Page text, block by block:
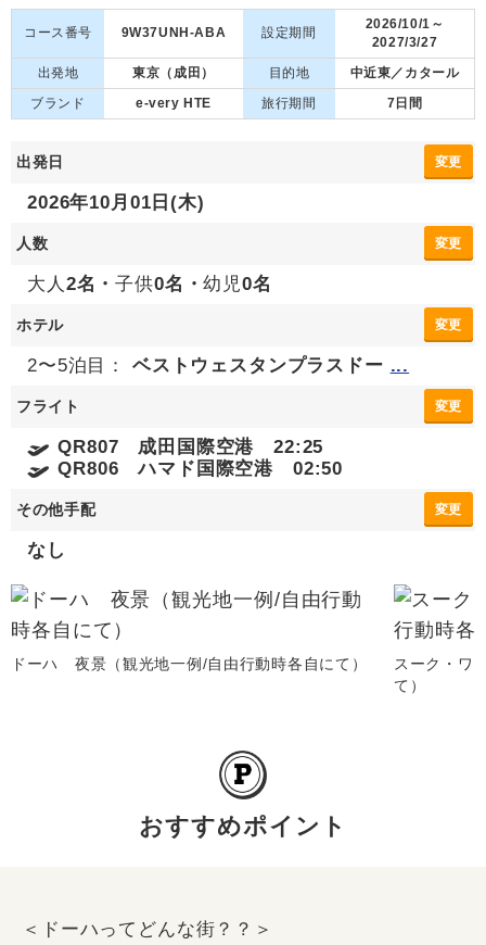
コース番号 9W37UNH-ABA 設定期間
2026/10/1～
2027/3/27
出発地
東京（成田） 目的地
中近東／カタール
ブランド
e-very HTE 旅行期間 7日間
出発日 変更
2026年10月01日(木)
人数 変更
大人 2名・子供0名・幼児0名
ホテル 変更
2〜5泊目： ベストウェスタンプラスドー ...
フライト 変更
QR807 成田国際空港 22:25
QR806 ハマド国際空港 02:50
その他手配 変更
なし
ドーハ 夜景（観光地一例/自由行動時各自にて）
スーク・ワ
て）
おすすめポイント
＜ドーハってどんな街？？＞